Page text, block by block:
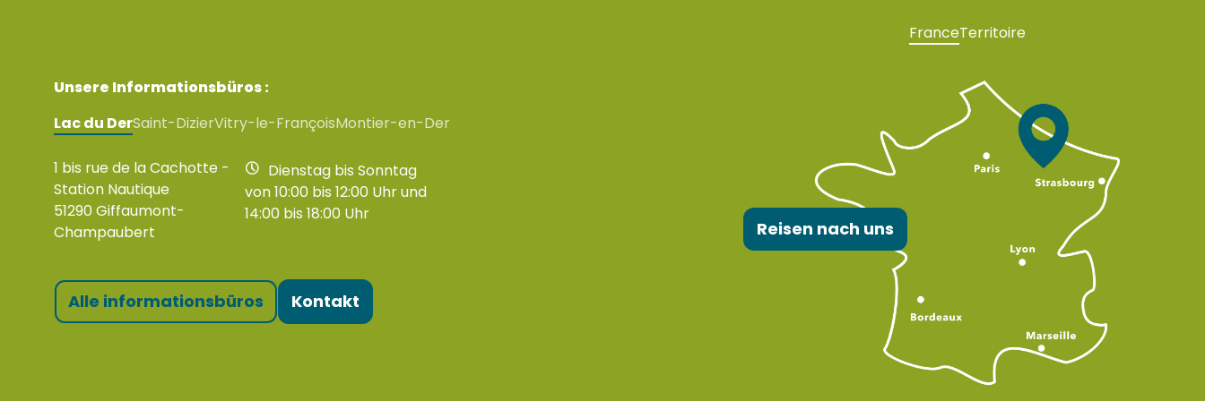
Unsere Informationsbüros :
Lac du DerSaint-DizierVitry-le-FrançoisMontier-en-Der
1 bis rue de la Cachotte -
Station Nautique
51290 Giffaumont-
Champaubert
Dienstag bis Sonntag
von 10:00 bis 12:00 Uhr und
14:00 bis 18:00 Uhr
Alle informationsbüros Kontakt
FranceTerritoire
Reisen nach uns